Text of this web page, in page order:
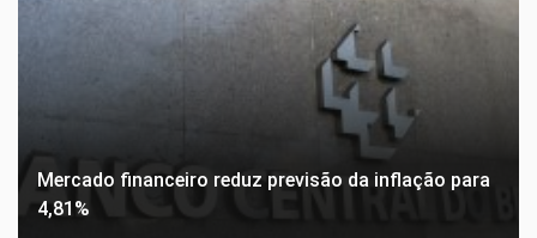
Mercado financeiro reduz previsão da inflação para
4,81%